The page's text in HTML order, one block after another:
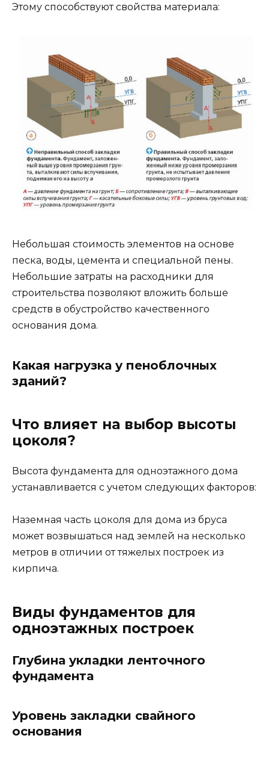
Этому способствуют свойства материала:
Небольшая стоимость элементов на основе
песка, воды, цемента и специальной пены.
Небольшие затраты на расходники для
строительства позволяют вложить больше
средств в обустройство качественного
основания дома.
Какая нагрузка у пеноблочных
зданий?
Что влияет на выбор высоты
цоколя?
Высота фундамента для одноэтажного дома
устанавливается с учетом следующих факторов:
Наземная часть цоколя для дома из бруса
может возвышаться над землей на несколько
метров в отличии от тяжелых построек из
кирпича.
Виды фундаментов для
одноэтажных построек
Глубина укладки ленточного
фундамента
Уровень закладки свайного
основания